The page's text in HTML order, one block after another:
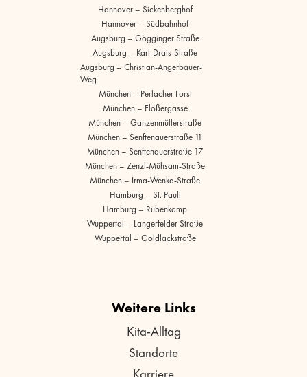
Hannover – Sickenberghof
Hannover – Südbahnhof
Augsburg – Gögginger Straße
Augsburg – Karl-Drais-Straße
Augsburg – Christian-Angerbauer-
Weg
München – Perlacher Forst
München – Flößergasse
München – Ganzenmüllerstraße
München – Senftenauerstraße 11
München – Senftenauerstraße 17
München – Zenzl-Mühsam-Straße
München – Irma-Wenke-Straße
Hamburg – St. Pauli
Hamburg – Rübenkamp
Wuppertal – Langerfelder Straße
Wuppertal – Goldlackstraße
Weitere Links
Kita-Alltag
Standorte